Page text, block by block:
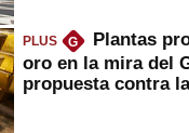
PLUS G
Plantas
oro en la mira del
propuesta contra